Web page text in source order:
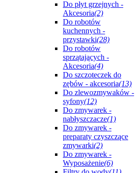
Do płyt grzejnych -
Akcesoria(2)
Do robotów
kuchennych -
przystawki(28)
Do robotów
sprzątających -
Akcesoria(4)
Do szczoteczek do
zębów - akcesoria(13)
Do zlewozmywaków -
syfony(12)
Do zmywarek -
nabłyszczacze(1)
Do zmywarek -
preparaty czyszczące
zmywarki(2)
Do zmywarek -
Wyposażenie(6)